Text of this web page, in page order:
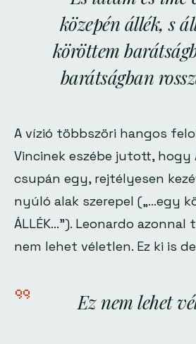
közepén állék, s
köröttem
barátságban
A vízió többszöri hangos
Vincinek eszébe jutott, hogy
csupán egy, rejtélyesen
nyúló alak szerepel („…egy
ÁLLÉK…”). Leonardo azonnal
nem lehet véletlen. Ez ki is
Ez nem lehet